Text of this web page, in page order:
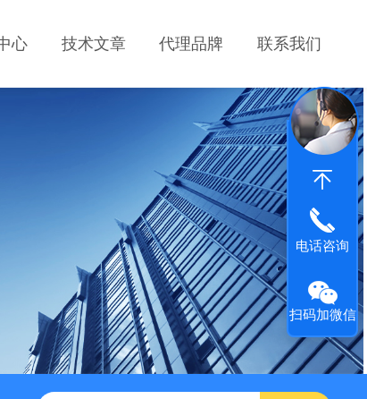
心 技术文章 代理品牌 联系我们
电话咨询
扫码加微信